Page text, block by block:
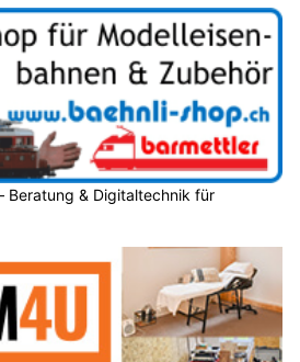
Beratung & Digitaltechnik für